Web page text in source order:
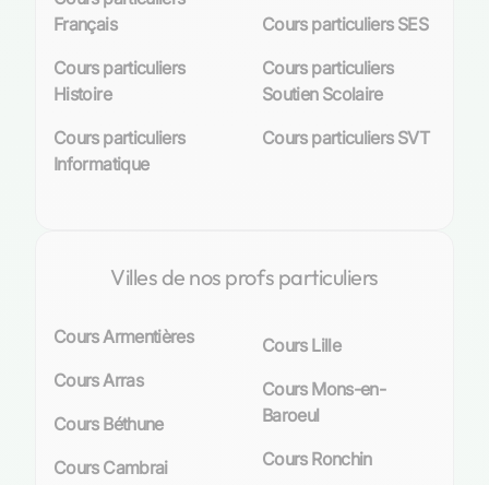
Français
Cours particuliers
Histoire
Cours particuliers
Informatique
Cours particuliers SES
Cours particuliers
Soutien Scolaire
Cours particuliers SVT
Villes de nos profs particuliers
Cours Armentières
Cours Arras
Cours Béthune
Cours Cambrai
Cours Lille
Cours Mons-en-
Baroeul
Cours Ronchin